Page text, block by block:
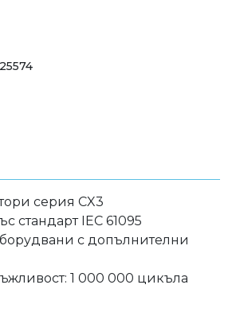
серия CX3
стандарт IEC 61095
с допълнителни
1 000 000 цикъла